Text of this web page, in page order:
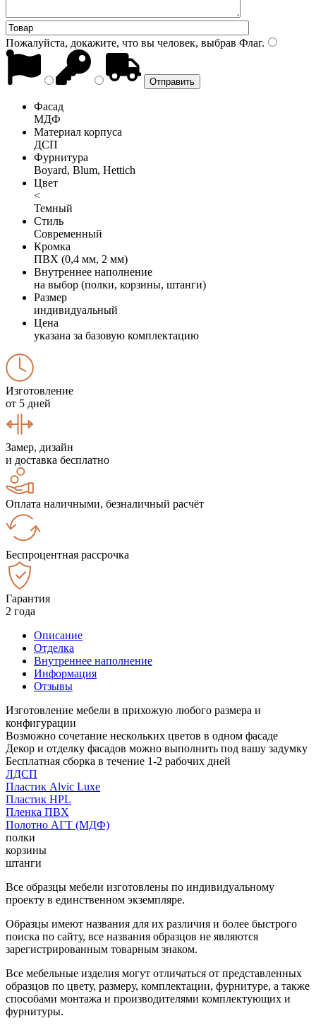
Пожалуйста, докажите, что вы человек, выбрав Флаг.
Фасад
МДФ
Материал корпуса
ДСП
Фурнитура
Boyard, Blum, Hettich
Цвет
<
Темный
Стиль
Современный
Кромка
ПВХ (0,4 мм, 2 мм)
Внутреннее наполнение
на выбор (полки, корзины, штанги)
Размер
индивидуальный
Цена
указана за базовую комплектацию
Изготовление
от 5 дней
Замер, дизайн
и доставка бесплатно
Оплата наличными, безналичный расчёт
Беспроцентная рассрочка
Гарантия
2 года
Описание
Отделка
Внутреннее наполнение
Информация
Отзывы
Изготовление мебели в прихожую любого размера и
конфигурации
Возможно сочетание нескольких цветов в одном фасаде
Декор и отделку фасадов можно выполнить под вашу задумку
Бесплатная сборка в течение 1-2 рабочих дней
ЛДСП
Пластик Alvic Luxe
Пластик HPL
Пленка ПВХ
Полотно АГТ (МДФ)
полки
корзины
штанги
Все образцы мебели изготовлены по индивидуальному
проекту в единственном экземпляре.
Образцы имеют названия для их различия и более быстрого
поиска по сайту, все названия образцов не являются
зарегистрированным товарным знаком.
Все мебельные изделия могут отличаться от представленных
образцов по цвету, размеру, комплектации, фурнитуре, а также
способами монтажа и производителями комплектующих и
фурнитуры.